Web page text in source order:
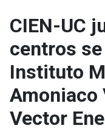
CIEN-UC
centros
Instituto
Amoniaco
Vector